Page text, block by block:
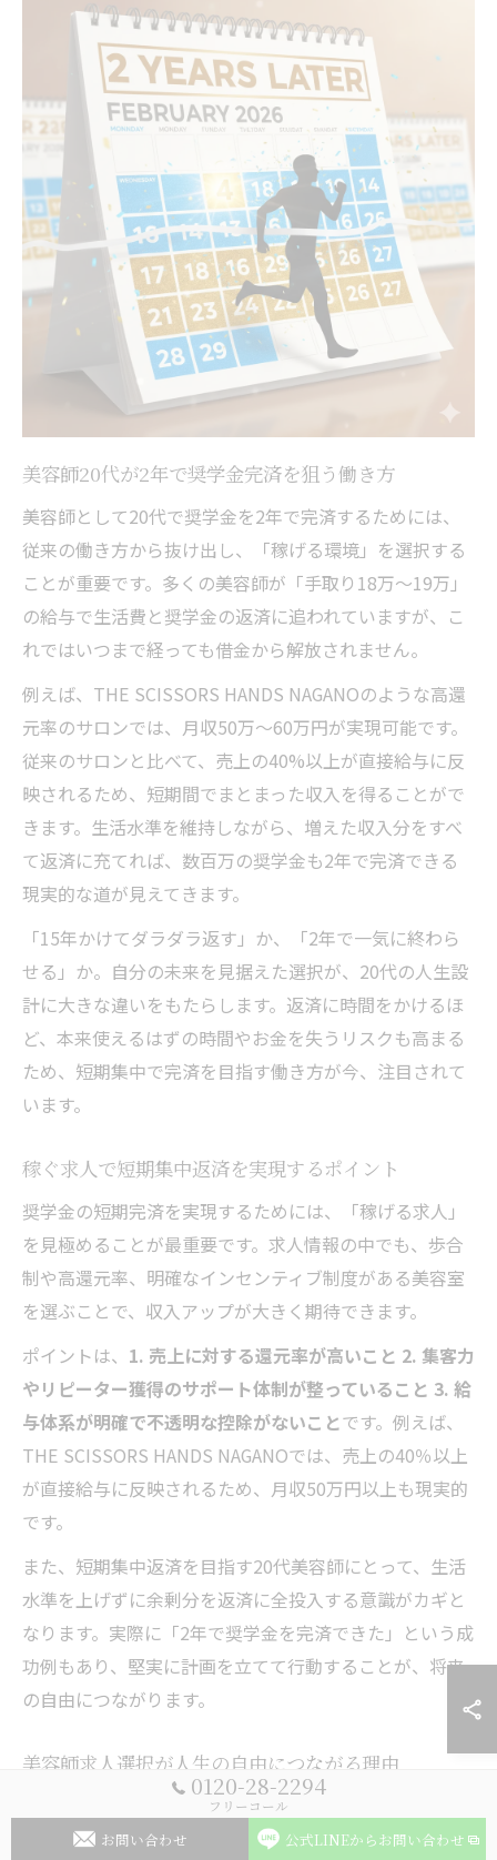
美容師20代が2年で奨学金完済を狙う働き方
美容師として20代で奨学金を2年で完済するためには、
従来の働き方から抜け出し、「稼げる環境」を選択する
ことが重要です。多くの美容師が「手取り18万〜19万」
の給与で生活費と奨学金の返済に追われていますが、こ
れではいつまで経っても借金から解放されません。
例えば、THE SCISSORS HANDS NAGANOのような高還
元率のサロンでは、月収50万〜60万円が実現可能です。
従来のサロンと比べて、売上の40%以上が直接給与に反
映されるため、短期間でまとまった収入を得ることがで
きます。生活水準を維持しながら、増えた収入分をすべ
て返済に充てれば、数百万の奨学金も2年で完済できる
現実的な道が見えてきます。
「15年かけてダラダラ返す」か、「2年で一気に終わら
せる」か。自分の未来を見据えた選択が、20代の人生設
計に大きな違いをもたらします。返済に時間をかけるほ
ど、本来使えるはずの時間やお金を失うリスクも高まる
ため、短期集中で完済を目指す働き方が今、注目されて
います。
稼ぐ求人で短期集中返済を実現するポイント
奨学金の短期完済を実現するためには、「稼げる求人」
を見極めることが最重要です。求人情報の中でも、歩合
制や高還元率、明確なインセンティブ制度がある美容室
を選ぶことで、収入アップが大きく期待できます。
ポイントは、 1. 売上に対する還元率が高いこと 2. 集客力
やリピーター獲得のサポート体制が整っていること 3. 給
与体系が明確で不透明な控除がないことです。例えば、
THE SCISSORS HANDS NAGANOでは、売上の40％以上
が直接給与に反映されるため、月収50万円以上も現実的
です。
また、短期集中返済を目指す20代美容師にとって、生活
水準を上げずに余剰分を返済に全投入する意識がカギと
なります。実際に「2年で奨学金を完済できた」という成
功例もあり、堅実に計画を立てて行動することが、将来
の自由につながります。
美容師求人選択が人生の自由につながる理由
美容師として求人を選ぶことは、単なる職場選びではな
く「人生のキャッシュフロー」を根本から変える決断で
0120-28-2294
フリーコール
お問い合わせ 公式LINEからお問い合わせ